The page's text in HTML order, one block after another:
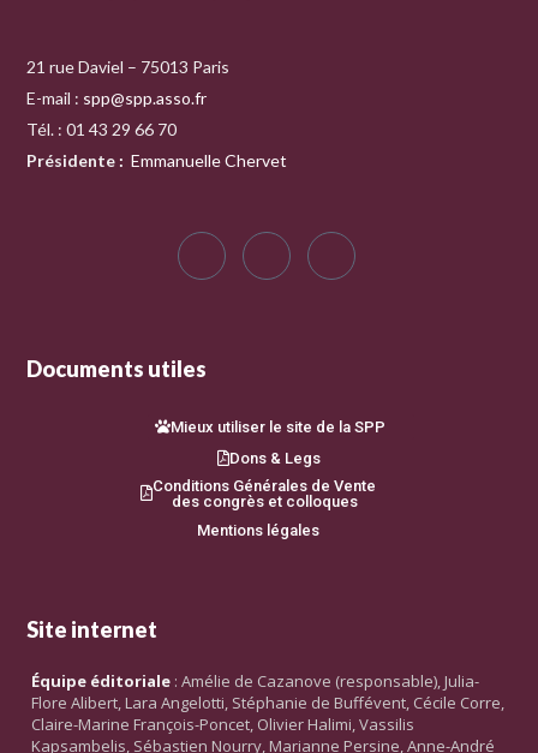
21 rue Daviel – 75013 Paris
E-mail : spp@spp.asso.fr
Tél. : 01 43 29 66 70
Présidente : Emmanuelle Chervet
Documents utiles
Mieux utiliser le site de la SPP
Dons & Legs
Conditions Générales de Vente
des congrès et colloques
Mentions légales
Site internet
Équipe éditoriale : Amélie de Cazanove (responsable), Julia-
Flore Alibert, Lara Angelotti, Stéphanie de Buffévent, Cécile Corre,
Claire-Marine François-Poncet, Olivier Halimi, Vassilis
Kapsambelis, Sébastien Nourry, Marianne Persine, Anne-André